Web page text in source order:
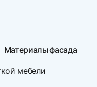
Материалы фасада